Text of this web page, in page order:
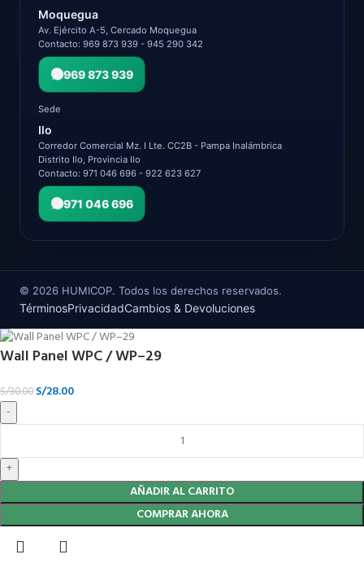
Moquegua
Av. Ejército A-5, Cercado Moquegua
Contacto: 969 873 939 - 945 290 342
969 873 939
Sede
Ilo
Corredor Comercial Mz. I Lte. CC2B - Pampa Inalámbrica
Distrito Ilo, Provincia Ilo
Contacto: 971 046 696 - 922 623 627
971 046 696
© 2026 HUMICOP. Todos los derechos reservados.
TérminosPrivacidadCambios & Devoluciones
Wall Panel WPC / WP–29
S/30.00 S/28.00
AÑADIR AL CARRITO
COMPRAR AHORA